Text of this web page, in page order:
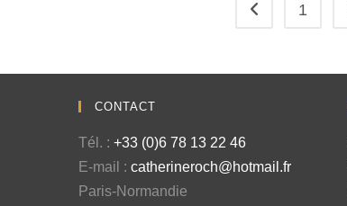
1
CONTACT
Tél. : +33 (0)6 78 13 22 46
E-mail : catherineroch@hotmail.fr
Paris-Normandie